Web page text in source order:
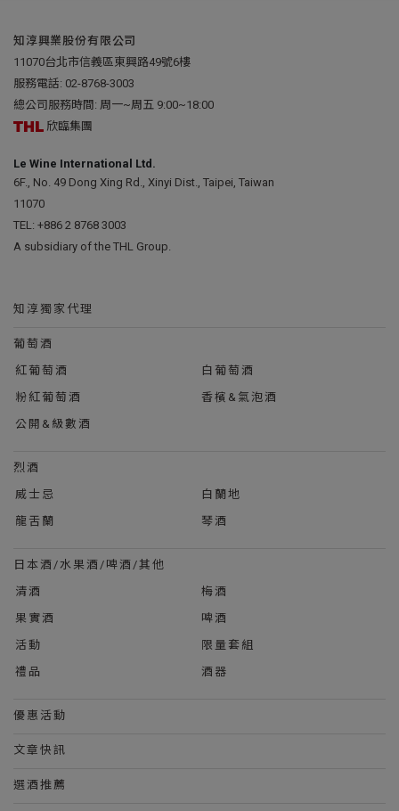
知淳興業股份有限公司
11070台北市信義區東興路49號6樓
服務電話: 02-8768-3003
總公司服務時間: 周一~周五 9:00~18:00
欣臨集團
Le Wine International Ltd.
6F., No. 49 Dong Xing Rd., Xinyi Dist., Taipei, Taiwan
11070
TEL: +886 2 8768 3003
A subsidiary of the THL Group.
知淳獨家代理
葡萄酒
紅葡萄酒
白葡萄酒
粉紅葡萄酒
香檳&氣泡酒
公開&級數酒
烈酒
威士忌
白蘭地
龍舌蘭
琴酒
日本酒/水果酒/啤酒/其他
清酒
梅酒
果實酒
啤酒
活動
限量套組
禮品
酒器
優惠活動
文章快訊
選酒推薦